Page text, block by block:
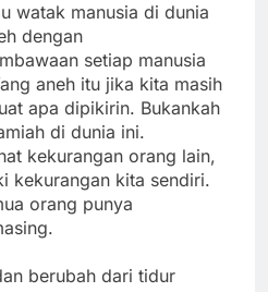
watak manusia di dunia
dengan
setiap manusia
aneh itu jika kita masih
apa dipikirin. Bukankah
di dunia ini.
kekurangan orang lain,
kekurangan kita sendiri.
orang punya
berubah dari tidur